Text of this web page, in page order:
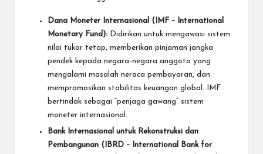
Dana Moneter Internasional (IMF – International
Monetary Fund): Didirikan untuk mengawasi sistem
nilai tukar tetap, memberikan pinjaman jangka
pendek kepada negara-negara anggota yang
mengalami masalah neraca pembayaran, dan
mempromosikan stabilitas keuangan global. IMF
bertindak sebagai “penjaga gawang” sistem
moneter internasional.
Bank Internasional untuk Rekonstruksi dan
Pembangunan (IBRD – International Bank for